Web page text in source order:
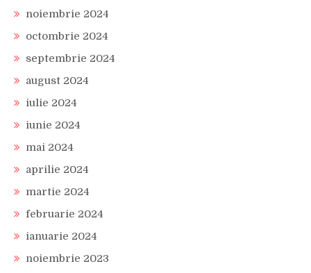
noiembrie 2024
octombrie 2024
septembrie 2024
august 2024
iulie 2024
iunie 2024
mai 2024
aprilie 2024
martie 2024
februarie 2024
ianuarie 2024
noiembrie 2023